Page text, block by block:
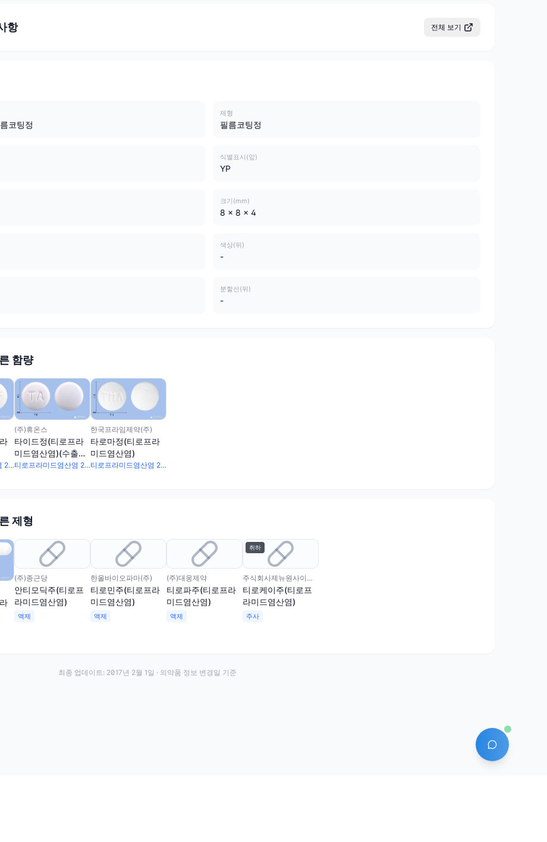
항 전체 보기
코팅정
제형
필름코팅정
식별표시(앞)
YP
크기(mm)
8 x 8 x 4
색상(뒤)
-
분할선(뒤)
-
함량
티로프라미드염산염 200mg
(주)휴온스
타이드정(티로프라
미드염산염)(수출
명:HUONSTIDETab.,PHILTIDETABLET)
티로프라미드염산염 200mg
한국프라임제약(주)
타로마정(티로프라
미드염산염)
티로프라미드염산염 200mg
제형
(주)종근당
안티모딕주(티로프
라미드염산염)
액제
한올바이오파마(주)
티로민주(티로프라
미드염산염)
액제
(주)대웅제약
티로파주(티로프라
미드염산염)
액제
취하
주식회사제뉴원사이언스
티로케이주(티로프
라미드염산염)
주사
AI 에이전트
최종 업데이트: 2017년 2월 1일 · 의약품 정보 변경일 기준